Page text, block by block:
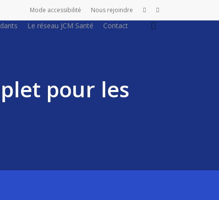
Mode accessibilité Nous rejoindre
Le réseau JCM Santé Contact
pour les